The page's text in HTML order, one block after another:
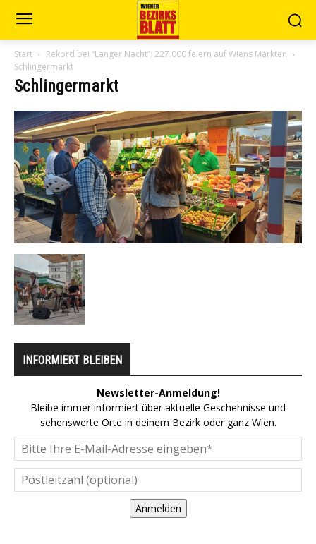
Start
Rekord bei “Langer Nacht”: 227.000 feiern auf Wiens Märkten
Schlingermarkt
Schlingermarkt
INFORMIERT BLEIBEN
Newsletter-Anmeldung!
Bleibe immer informiert über aktuelle Geschehnisse und
sehenswerte Orte in deinem Bezirk oder ganz Wien.
Anmelden